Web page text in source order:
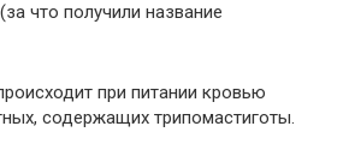
что получили название
при питании кровью
содержащих трипомастиготы.